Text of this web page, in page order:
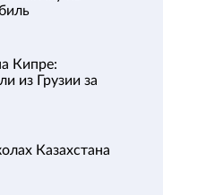
Кипре:
из Грузии за
Казахстана